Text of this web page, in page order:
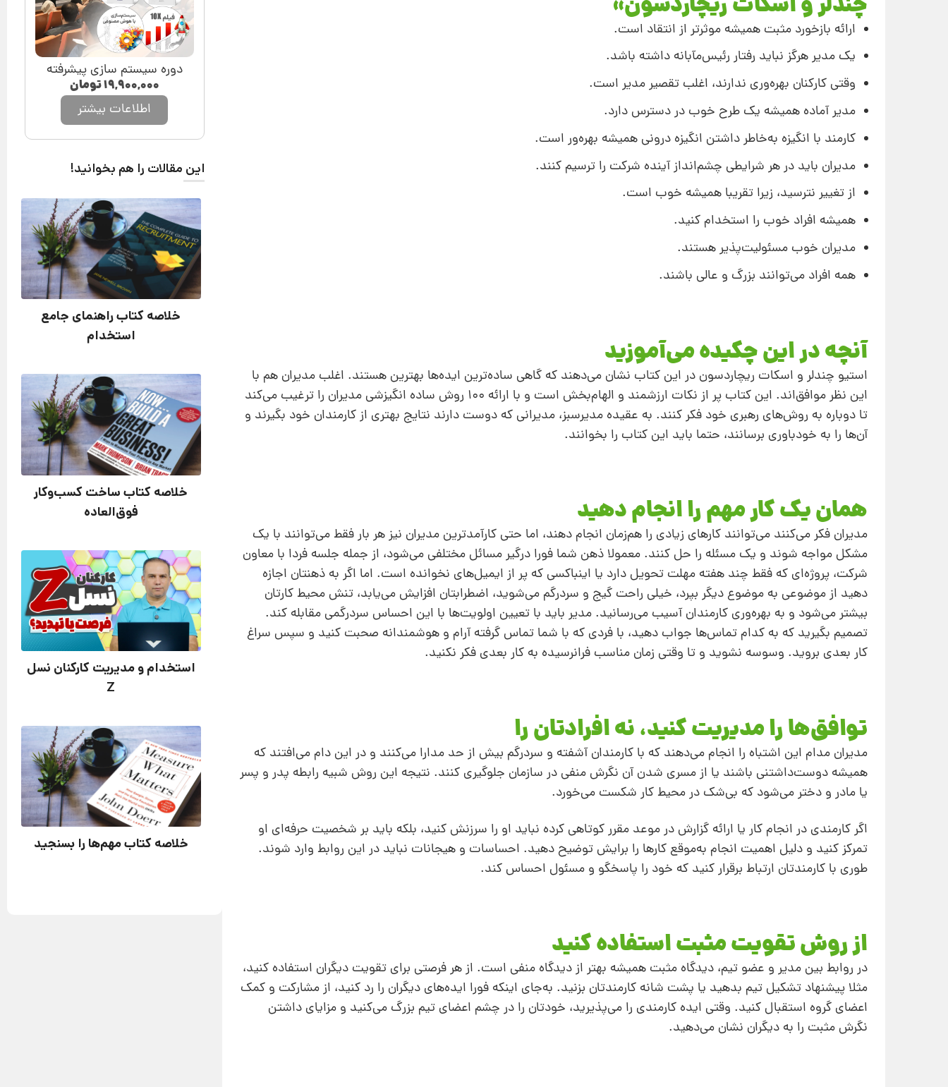
ارائه بازخورد مثبت همیشه موثرتر از انتقاد است.
یک مدیر هرگز نباید رفتار رئیس‌مآبانه داشته باشد.
وقتی کارکنان بهره‌وری ندارند، اغلب تقصیر مدیر است.
مدیر آماده همیشه یک طرح خوب در دسترس دارد.
کارمند با انگیزه به‌خاطر داشتن انگیزه درونی همیشه بهره‌ور است.
مدیران باید در هر شرایطی چشم‌انداز آینده شرکت را ترسیم کنند.
از تغییر نترسید، زیرا تقریبا همیشه خوب است.
همیشه افراد خوب را استخدام کنید.
مدیران خوب مسئولیت‌پذیر هستند.
همه افراد می‌توانند بزرگ و عالی باشند.
آنچه در این چکیده می‌آموزید
استیو چندلر و اسکات ریچاردسون در این کتاب نشان می‌دهند که گاهی ساده‌ترین ایده‌ها بهترین ‌هستند. اغلب مدیران هم با
این نظر موافق‌اند. این کتاب پر از نکات ارزشمند و الهام‌بخش است و با ارائه 100 روش ساده انگیزشی مدیران را ترغیب می‌کند
تا دوباره به روش‌های رهبری خود فکر کنند. به عقیده مدیرسبز، مدیرانی که ‌دوست دارند نتایج بهتری از کارمندان خود بگیرند و
آن‌ها را به خودباوری برسانند، حتما باید این کتاب را بخوانند.
همان یک کار مهم را انجام دهید
مدیران فکر می‌‌کنند می‌توانند کارهای زیادی را هم‌زمان انجام دهند، اما حتی کارآمدترین مدیران نیز هر بار فقط می‌توانند با یک
مشکل مواجه شوند و یک مسئله را حل کنند. معمولا ذهن شما فورا درگیر مسائل مختلفی می‌شود، از جمله جلسه فردا با معاون
شرکت، پروژه‌ای که فقط چند هفته مهلت تحویل دارد یا اینباکسی که پر از ایمیل‌های نخوانده است. اما اگر به ذهنتان اجازه
دهید از موضوعی به موضوع دیگر بپرد، خیلی راحت گیج و سردرگم می‌شوید، اضطرابتان افزایش می‌یابد، تنش محیط کارتان
بیشتر می‌شود و به بهره‌وری کارمندان آسیب می‌رسانید. مدیر باید با تعیین اولویت‌ها با این احساس سردرگمی مقابله کند.
تصمیم بگیرید که به کدام تماس‌ها جواب دهید، با فردی که با شما تماس گرفته آرام و هوشمندانه صحبت کنید و سپس سراغ
کار بعدی بروید. وسوسه نشوید و تا وقتی زمان مناسب فرانرسیده به کار بعدی فکر نکنید.
توافق‌ها را مدیریت کنید، نه افرادتان را
مدیران مدام این اشتباه را انجام می‌دهند که با کارمندان آشفته و سردرگم بیش از حد مدارا می‌کنند و در این دام می‌افتند که
همیشه دوست‌داشتنی باشند یا از مسری شدن آن نگرش منفی در سازمان جلوگیری کنند. نتیجه این روش شبیه رابطه پدر و پسر
یا مادر و دختر می‌شود که بی‌شک در محیط کار شکست می‌خورد.
اگر کارمندی در انجام کار یا ارائه گزارش در موعد مقرر کوتاهی کرده نباید او را سرزنش کنید، بلکه باید ‌بر شخصیت حرفه‌ای او
تمرکز کنید و دلیل اهمیت انجام به‌موقع کارها را برایش توضیح دهید. احساسات و هیجانات نباید در این روابط وارد شوند.
طوری با کارمندتان ارتباط برقرار کنید که خود را پاسخگو و مسئول احساس کند.
از روش تقویت مثبت استفاده کنید
در روابط بین مدیر و عضو تیم، دیدگاه مثبت همیشه بهتر از دیدگاه منفی است. از هر فرصتی برای تقویت دیگران استفاده کنید،
مثلا پیشنهاد تشکیل تیم بدهید یا پشت شانه کارمندتان بزنید. به‌جای اینکه فورا ایده‌های دیگران را رد کنید، از مشارکت و کمک
اعضای گروه استقبال کنید. وقتی ایده‌ کارمندی را می‌پذیرید، خودتان را در چشم اعضای تیم بزرگ می‌کنید و مزایای داشتن
نگرش مثبت را به دیگران نشان می‌دهید.
دوره سیستم سازی پیشرفته
۱۹,۹۰۰,۰۰۰تومان
اطلاعات بیشتر
این مقالات را هم بخوانید!
خلاصه کتاب راهنمای جامع
استخدام
خلاصه کتاب ساخت کسب‌وکار
فوق‌العاده
استخدام و مدیریت کارکنان نسل
Z
خلاصه کتاب مهم‌ها را بسنجید